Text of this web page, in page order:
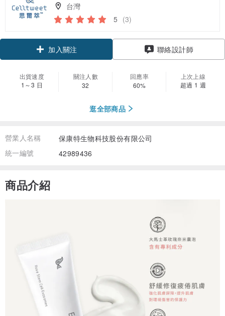
台灣
5 (3)
加入關注 聯絡設計師
出貨速度
1～3 日
關注人數
32
回應率
60%
上次上線
超過 1 週
逛全部商品
營業人名稱
保康特生物科技股份有限公司
統一編號
42989436
商品介紹